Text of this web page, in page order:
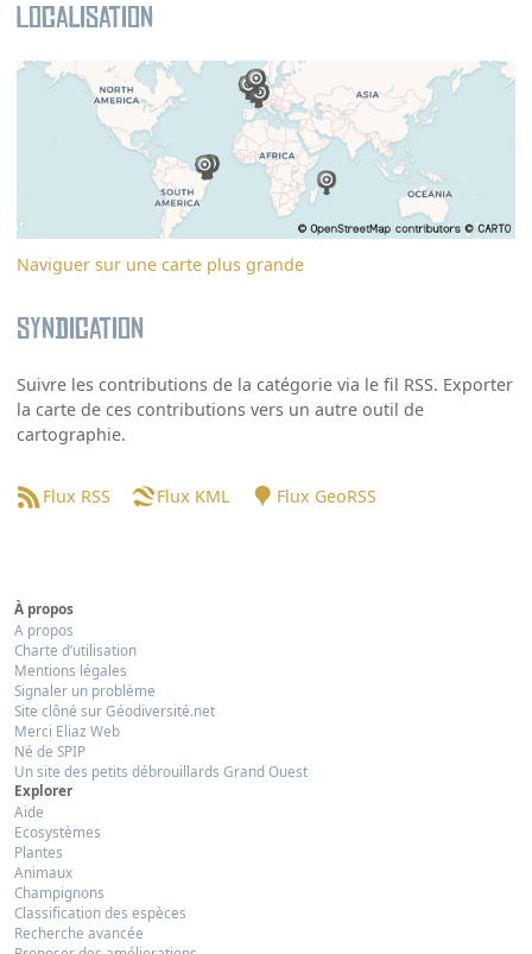
Localisation
Naviguer sur une carte plus grande
Syndication
Suivre les contributions de la catégorie via le fil RSS. Exporter
la carte de ces contributions vers un autre outil de
cartographie.
Flux RSS Flux KML Flux GeoRSS
À propos
A propos
Charte d’utilisation
Mentions légales
Signaler un problème
Site clôné sur Géodiversité.net
Merci Eliaz Web
Né de SPIP
Un site des petits débrouillards Grand Ouest
Explorer
Aide
Ecosystèmes
Plantes
Animaux
Champignons
Classification des espèces
Recherche avancée